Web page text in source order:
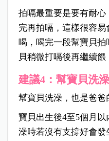
拍嗝最重要是要有耐
完再拍嗝，這樣很容
喝，喝完一段幫寶貝
貝稍微打嗝後再繼續餵
建議4：幫寶貝洗
幫寶貝洗澡，也是爸爸
寶貝出生後4至5個月
澡時若沒有支撐好會